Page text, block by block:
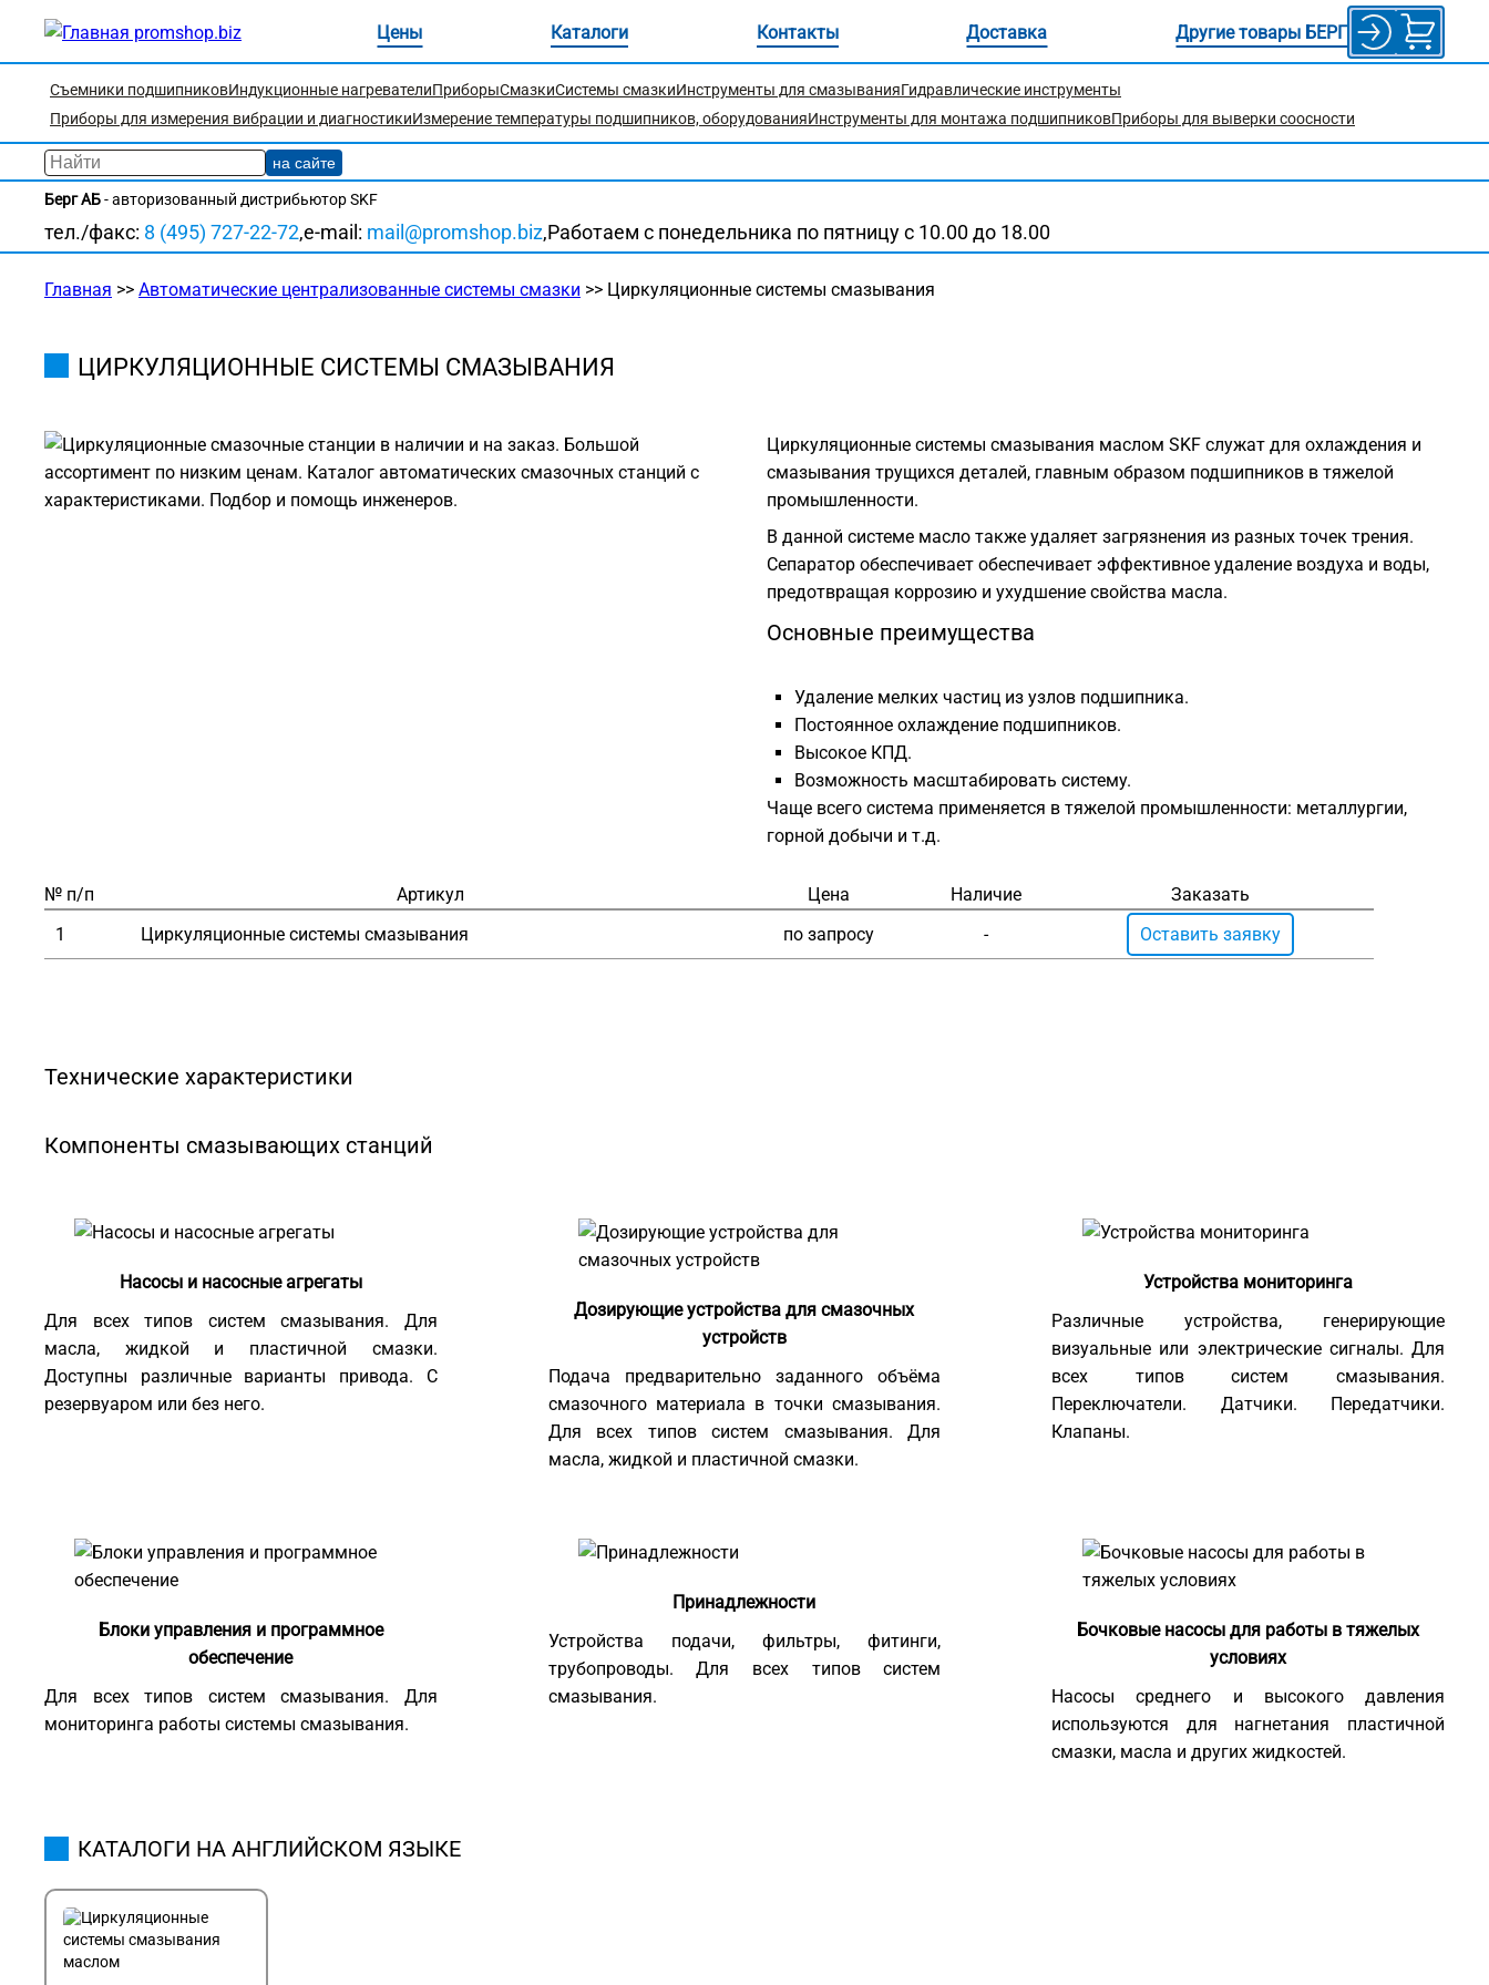
Цены Каталоги Контакты Доставка Другие товары БЕРГ
Съемники подшипниковИндукционные нагревателиПриборыСмазкиСистемы смазкиИнструменты для смазыванияГидравлические инструменты
Приборы для измерения вибрации и диагностикиИзмерение температуры подшипников, оборудованияИнструменты для монтажа подшипниковПриборы для выверки соосности
Берг АБ- авторизованный дистрибьютор SKF
тел./факс: 8 (495) 727-22-72,e-mail: mail@promshop.biz,Работаем c понедельника по пятницу с 10.00 до 18.00
Главная >> Автоматические централизованные системы смазки >> Циркуляционные системы смазывания
ЦИРКУЛЯЦИОННЫЕ СИСТЕМЫ СМАЗЫВАНИЯ
Циркуляционные системы смазывания маслом SKF служат для охлаждения и
смазывания трущихся деталей, главным образом подшипников в тяжелой
промышленности.
В данной системе масло также удаляет загрязнения из разных точек трения.
Сепаратор обеспечивает обеспечивает эффективное удаление воздуха и воды,
предотвращая коррозию и ухудшение свойства масла.
Основные преимущества
Удаление мелких частиц из узлов подшипника.
Постоянное охлаждение подшипников.
Высокое КПД.
Возможность масштабировать систему.
Чаще всего система применяется в тяжелой промышленности: металлургии,
горной добычи и т.д.
№ п/п Артикул Цена Наличие
Заказать
1
Циркуляционные системы смазывания по запросу - Оставить заявку
Технические характеристики
Компоненты смазывающих станций
Насосы и насосные агрегаты
Для всех типов систем смазывания. Для
масла, жидкой и пластичной смазки.
Доступны различные варианты привода. С
резервуаром или без него.
Дозирующие устройства для смазочных
устройств
Подача предварительно заданного объёма
смазочного материала в точки смазывания.
Для всех типов систем смазывания. Для
масла, жидкой и пластичной смазки.
Устройства мониторинга
Различные устройства, генерирующие
визуальные или электрические сигналы. Для
всех типов систем смазывания.
Переключатели. Датчики. Передатчики.
Клапаны.
Блоки управления и программное
обеспечение
Для всех типов систем смазывания. Для
мониторинга работы системы смазывания.
Принадлежности
Устройства подачи, фильтры, фитинги,
трубопроводы. Для всех типов систем
смазывания.
Бочковые насосы для работы в тяжелых
условиях
Насосы среднего и высокого давления
используются для нагнетания пластичной
смазки, масла и других жидкостей.
КАТАЛОГИ НА АНГЛИЙСКОМ ЯЗЫКЕ